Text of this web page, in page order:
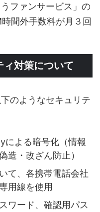
ファンサービス」の
間外手数料が月３回
ィ対策について
のようなセキュリテ
よる暗号化（情報
造・改ざん防止）
て、各携帯電話会社
用線を使用
ワード、確認用パス